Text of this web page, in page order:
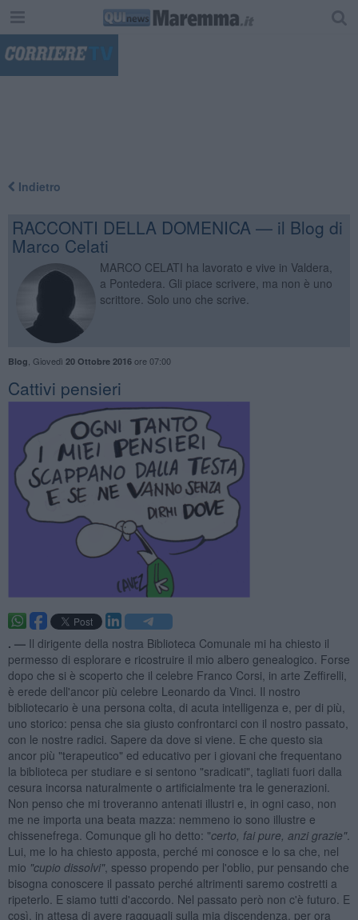
Indietro
RACCONTI DELLA DOMENICA — il Blog di
Marco Celati
MARCO CELATI ha lavorato e vive in Valdera,
a Pontedera. Gli piace scrivere, ma non è uno
scrittore. Solo uno che scrive.
Blog Giovedì 20 Ottobre 2016ore 07:00
Cattivi pensieri
. — Il dirigente della nostra Biblioteca Comunale mi ha chiesto il
permesso di esplorare e ricostruire il mio albero genealogico. Forse
dopo che si è scoperto che il celebre Franco Corsi, in arte Zeffirelli,
è erede dell'ancor più celebre Leonardo da Vinci. Il nostro
bibliotecario è una persona colta, di acuta intelligenza e, per di più,
uno storico: pensa che sia giusto confrontarci con il nostro passato,
con le nostre radici. Sapere da dove si viene. E che questo sia
ancor più "terapeutico" ed educativo per i giovani che frequentano
la biblioteca per studiare e si sentono "sradicati", tagliati fuori dalla
cesura incorsa naturalmente o artificialmente tra le generazioni.
Non penso che mi troveranno antenati illustri e, in ogni caso, non
me ne importa una beata mazza: nemmeno io sono illustre e
chissenefrega. Comunque gli ho detto: "certo, fai pure, anzi grazie".
Lui, me lo ha chiesto apposta, perché mi conosce e lo sa che, nel
mio "cupio dissolvi", spesso propendo per l'oblio, pur pensando che
bisogna conoscere il passato perché altrimenti saremo costretti a
ripeterlo. E siamo tutti d'accordo. Nel passato però non c'è futuro. E
così, in attesa di avere ragguagli sulla mia discendenza, per ora